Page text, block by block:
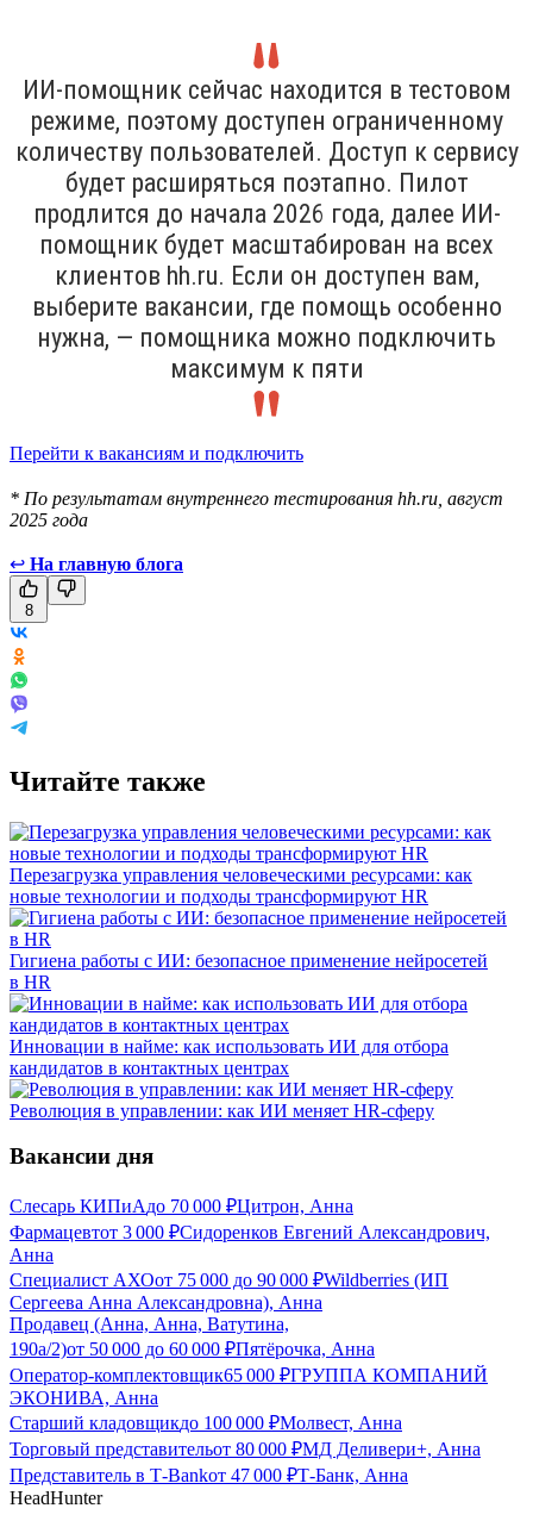
ИИ-помощник сейчас находится в тестовом
режиме, поэтому доступен ограниченному
количеству пользователей. Доступ к сервису
будет расширяться поэтапно. Пилот
продлится до начала 2026 года, далее ИИ-
помощник будет масштабирован на всех
клиентов hh.ru. Если он доступен вам,
выберите вакансии, где помощь особенно
нужна, — помощника можно подключить
максимум к пяти
Перейти к вакансиям и подключить
* По результатам внутреннего тестирования hh.ru, август
2025 года
↩ На главную блога
8
Читайте также
Перезагрузка управления человеческими ресурсами: как
новые технологии и подходы трансформируют HR
Гигиена работы с ИИ: безопасное применение нейросетей
в HR
Инновации в найме: как использовать ИИ для отбора
кандидатов в контактных центрах
Революция в управлении: как ИИ меняет HR-сферу
Вакансии дня
Слесарь КИПиАдо 70 000 ₽Цитрон, Анна
Фармацевтот 3 000 ₽Сидоренков Евгений Александрович,
Анна
Специалист АХОот 75 000 до 90 000 ₽Wildberries (ИП
Сергеева Анна Александровна), Анна
Продавец (Анна, Анна, Ватутина,
190а/2)от 50 000 до 60 000 ₽Пятёрочка, Анна
Оператор-комплектовщик65 000 ₽ГРУППА КОМПАНИЙ
ЭКОНИВА, Анна
Старший кладовщикдо 100 000 ₽Молвест, Анна
Торговый представительот 80 000 ₽МД Деливери+, Анна
Представитель в Т-Bankот 47 000 ₽Т-Банк, Анна
HeadHunter